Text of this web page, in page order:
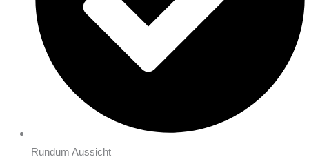
Rundum Aussicht